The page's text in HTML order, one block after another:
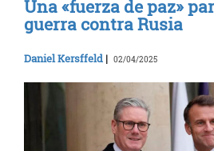
Una «fuerza de paz»
guerra contra Rusia
Daniel Kersffeld | 02/04/2025